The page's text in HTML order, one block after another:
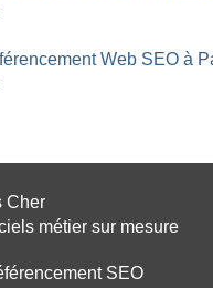
Web SEO à
Cher
métier sur mesure
SEO